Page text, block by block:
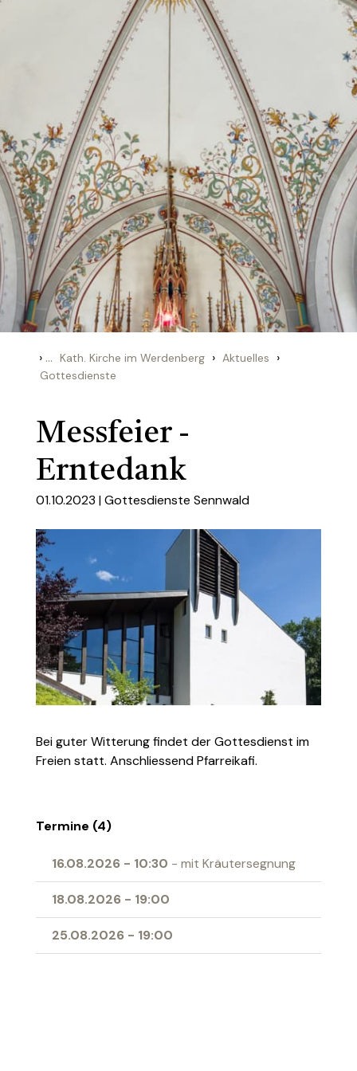
› ... Kath. Kirche im Werdenberg › Aktuelles ›
Gottesdienste
Messfeier -
Erntedank
01.10.2023 |Gottesdienste Sennwald
Bei guter Witterung findet der Gottesdienst im
Freien statt. Anschliessend Pfarreikafi.
Termine (4)
16.08.2026 - 10:30 - mit Kräutersegnung
18.08.2026 - 19:00
25.08.2026 - 19:00